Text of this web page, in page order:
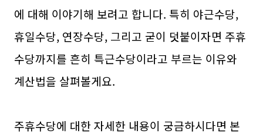
에 대해 이야기해 보려고 합니다. 특히 야근수당,
휴일수당, 연장수당, 그리고 굳이 덧붙이자면 주휴
수당까지를 흔히 특근수당이라고 부르는 이유와
계산법을 살펴볼게요.
주휴수당에 대한 자세한 내용이 궁금하시다면 본